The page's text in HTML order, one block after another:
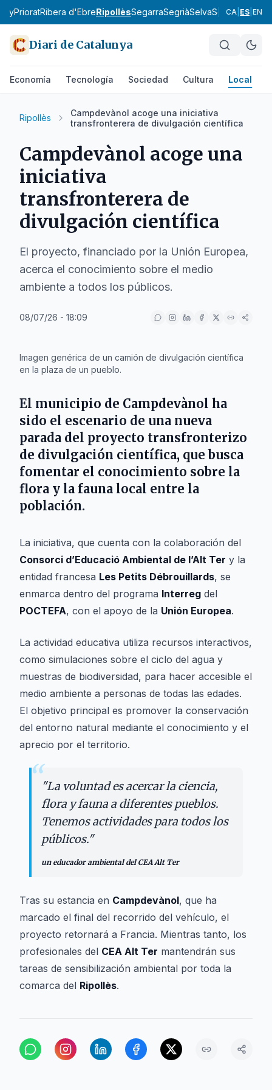
PrioratRibera d'EbreRipollèsSegarraSegriàSelvaSolsonès
CA ES EN
Diari de Catalunya
Economía Tecnología Sociedad Cultura Local
Ripollès
Campdevànol acoge una iniciativa
transfronterera de divulgación científica
Campdevànol acoge una
iniciativa
transfronterera de
divulgación científica
El proyecto, financiado por la Unión Europea,
acerca el conocimiento sobre el medio
ambiente a todos los públicos.
08/07/26 - 18:09
Imagen genérica de un camión de divulgación científica
en la plaza de un pueblo.
El municipio de Campdevànol ha
sido el escenario de una nueva
parada del proyecto transfronterizo
de divulgación científica, que busca
fomentar el conocimiento sobre la
flora y la fauna local entre la
población.
La iniciativa, que cuenta con la colaboración del
Consorci d’Educació Ambiental de l’Alt Ter y la
entidad francesa Les Petits Débrouillards, se
enmarca dentro del programa Interreg del
POCTEFA, con el apoyo de la Unión Europea.
La actividad educativa utiliza recursos interactivos,
como simulaciones sobre el ciclo del agua y
muestras de biodiversidad, para hacer accesible el
medio ambiente a personas de todas las edades.
El objetivo principal es promover la conservación
del entorno natural mediante el conocimiento y el
aprecio por el territorio.
“"La voluntad es acercar la ciencia,
flora y fauna a diferentes pueblos.
Tenemos actividades para todos los
públicos."
un educador ambiental del CEA Alt Ter
Tras su estancia en Campdevànol, que ha
marcado el final del recorrido del vehículo, el
proyecto retornará a Francia. Mientras tanto, los
profesionales del CEA Alt Ter mantendrán sus
tareas de sensibilización ambiental por toda la
comarca del Ripollès.